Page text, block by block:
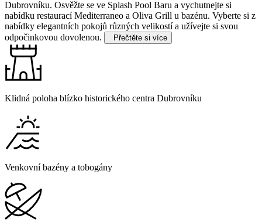
Dubrovníku. Osvěžte se ve Splash Pool Baru a vychutnejte si
nabídku restaurací Mediterraneo a Oliva Grill u bazénu. Vyberte si z
nabídky elegantních pokojů různých velikostí a užívejte si svou
odpočinkovou dovolenou.
Přečtěte si více
Klidná poloha blízko historického centra Dubrovníku
Venkovní bazény a tobogány